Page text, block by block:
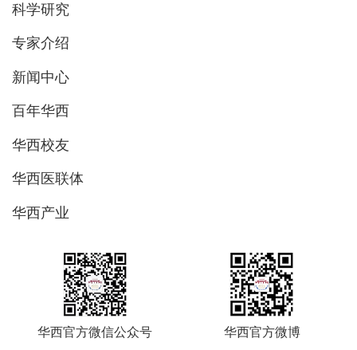
科学研究
专家介绍
新闻中心
百年华西
华西校友
华西医联体
华西产业
华西官方微信公众号 华西官方微博